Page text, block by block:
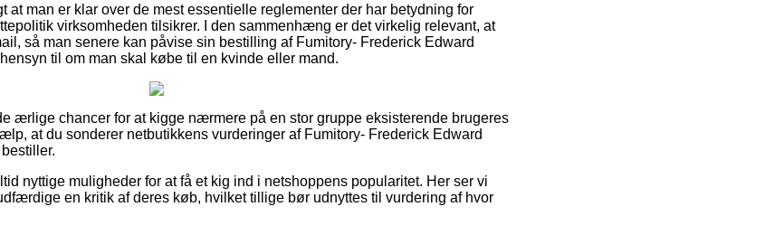
man er klar over de mest essentielle reglementer der har betydning for
virksomheden tilsikrer. I den sammenhæng er det virkelig relevant, at
så man senere kan påvise sin bestilling af Fumitory- Frederick Edward
til om man skal købe til en kvinde eller mand.
ærlige chancer for at kigge nærmere på en stor gruppe eksisterende brugeres
at du sonderer netbutikkens vurderinger af Fumitory- Frederick Edward
nyttige muligheder for at få et kig ind i netshoppens popularitet. Her ser vi
en kritik af deres køb, hvilket tillige bør udnyttes til vurdering af hvor